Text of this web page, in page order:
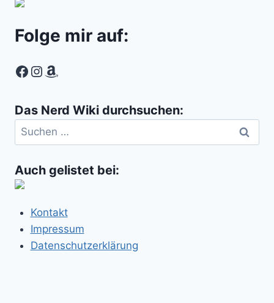
Folge mir auf:
Facebook
Instagram
Amazon
Das Nerd Wiki durchsuchen:
Suchen
nach:
Auch gelistet bei:
Kontakt
Impressum
Datenschutzerklärung